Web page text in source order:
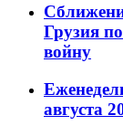
Грузия
войну
августа